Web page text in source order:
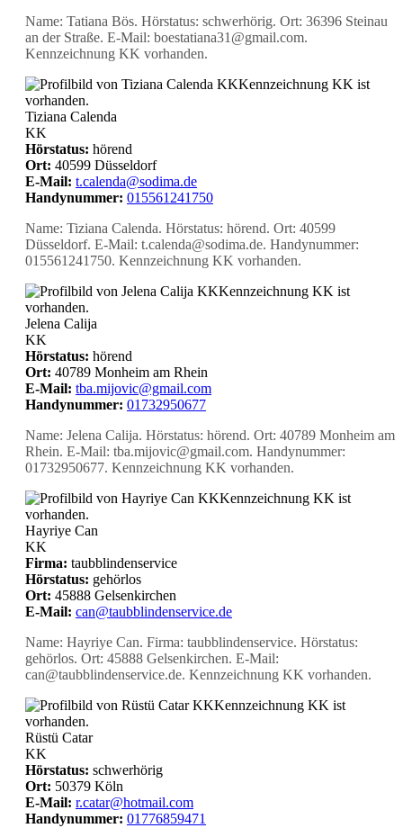
Name: Tatiana Bös. Hörstatus: schwerhörig. Ort: 36396 Steinau
an der Straße. E-Mail: boestatiana31@gmail.com.
Kennzeichnung KK vorhanden.
KKKennzeichnung KK ist
vorhanden.
Tiziana Calenda
KK
Hörstatus: hörend
Ort: 40599 Düsseldorf
E-Mail: t.calenda@sodima.de
Handynummer: 015561241750
Name: Tiziana Calenda. Hörstatus: hörend. Ort: 40599
Düsseldorf. E-Mail: t.calenda@sodima.de. Handynummer:
015561241750. Kennzeichnung KK vorhanden.
KKKennzeichnung KK ist
vorhanden.
Jelena Calija
KK
Hörstatus: hörend
Ort: 40789 Monheim am Rhein
E-Mail: tba.mijovic@gmail.com
Handynummer: 01732950677
Name: Jelena Calija. Hörstatus: hörend. Ort: 40789 Monheim am
Rhein. E-Mail: tba.mijovic@gmail.com. Handynummer:
01732950677. Kennzeichnung KK vorhanden.
KKKennzeichnung KK ist
vorhanden.
Hayriye Can
KK
Firma: taubblindenservice
Hörstatus: gehörlos
Ort: 45888 Gelsenkirchen
E-Mail: can@taubblindenservice.de
Name: Hayriye Can. Firma: taubblindenservice. Hörstatus:
gehörlos. Ort: 45888 Gelsenkirchen. E-Mail:
can@taubblindenservice.de. Kennzeichnung KK vorhanden.
KKKennzeichnung KK ist
vorhanden.
Rüstü Catar
KK
Hörstatus: schwerhörig
Ort: 50379 Köln
E-Mail: r.catar@hotmail.com
Handynummer: 01776859471